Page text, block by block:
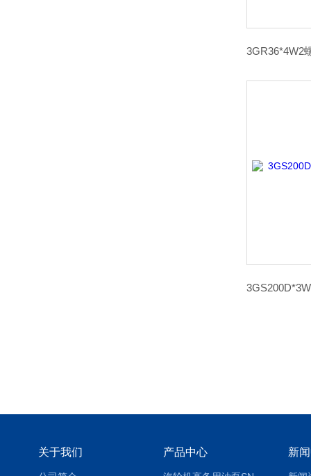
关于我们 产品中心 新